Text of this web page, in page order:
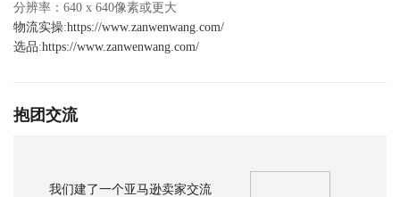
分辨率：640 x 640像素或更大
物流实操:https://www.zanwenwang.com/
选品:https://www.zanwenwang.com/
抱团交流
我们建了一个亚马逊卖家交流